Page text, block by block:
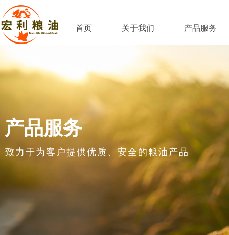
首页 关于我们 产品服务
致力于为客户提供优质、安全的粮油产品
产品服务